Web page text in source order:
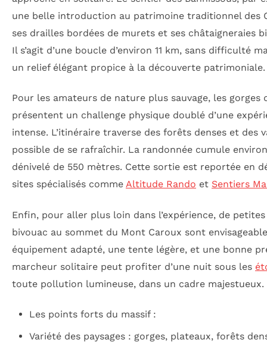
une belle introduction au patrimoine traditionnel des
ses drailles bordées de murets et ses châtaigneraies
Il s’agit d’une boucle d’environ 11 km, sans difficulté
un relief élégant propice à la découverte patrimoniale.
Pour les amateurs de nature plus sauvage, les gorges
présentent un challenge physique doublé d’une
intense. L’itinéraire traverse des forêts denses et des
possible de se rafraîchir. La randonnée cumule
dénivelé de 550 mètres. Cette sortie est reportée en
sites spécialisés comme Altitude Rando et Sentiers
Enfin, pour aller plus loin dans l’expérience, de
bivouac au sommet du Mont Caroux sont
équipement adapté, une tente légère, et une bonne
marcheur solitaire peut profiter d’une nuit sous les
toute pollution lumineuse, dans un cadre majestueux.
Les points forts du massif :
Variété des paysages : gorges, plateaux, forêts